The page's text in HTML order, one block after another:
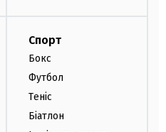
Спорт
Бокс
Футбол
Теніс
Біатлон